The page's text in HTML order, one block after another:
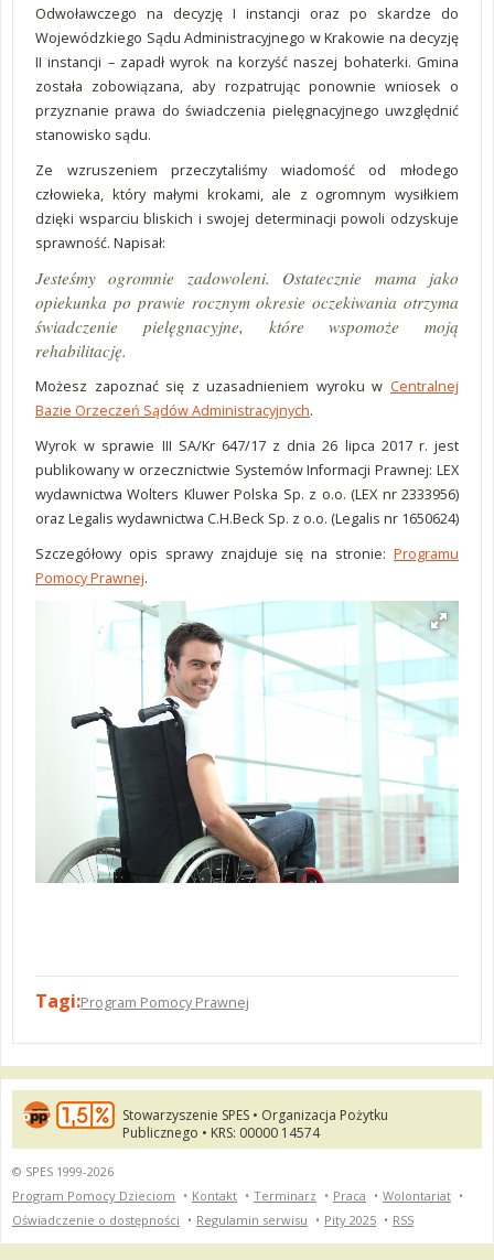
Odwoławczego na decyzję I instancji oraz po skardze do
Wojewódzkiego Sądu Administracyjnego w Krakowie na decyzję
II instancji – zapadł wyrok na korzyść naszej bohaterki. Gmina
została zobowiązana, aby rozpatrując ponownie wniosek o
przyznanie prawa do świadczenia pielęgnacyjnego uwzględnić
stanowisko sądu.
Ze wzruszeniem przeczytaliśmy wiadomość od młodego
człowieka, który małymi krokami, ale z ogromnym wysiłkiem
dzięki wsparciu bliskich i swojej determinacji powoli odzyskuje
sprawność. Napisał:
Jesteśmy ogromnie zadowoleni. Ostatecznie mama jako
opiekunka po prawie rocznym okresie oczekiwania otrzyma
świadczenie pielęgnacyjne, które wspomoże moją
rehabilitację.
Możesz zapoznać się z uzasadnieniem wyroku w Centralnej
Bazie Orzeczeń Sądów Administracyjnych.
Wyrok w sprawie III SA/Kr 647/17 z dnia 26 lipca 2017 r. jest
publikowany w orzecznictwie Systemów Informacji Prawnej: LEX
wydawnictwa Wolters Kluwer Polska Sp. z o.o. (LEX nr 2333956)
oraz Legalis wydawnictwa C.H.Beck Sp. z o.o. (Legalis nr 1650624)
Szczegółowy opis sprawy znajduje się na stronie: Programu
Pomocy Prawnej.
Tagi:Program Pomocy Prawnej
Stowarzyszenie SPES • Organizacja Pożytku
Publicznego • KRS: 00000 14574
© SPES 1999-2026
Program Pomocy Dzieciom • Kontakt • Terminarz • Praca • Wolontariat •
Oświadczenie o dostępności • Regulamin serwisu • Pity 2025 • RSS